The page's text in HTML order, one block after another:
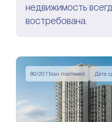
недвижимость
востребована.
80/20 План платежей Дата